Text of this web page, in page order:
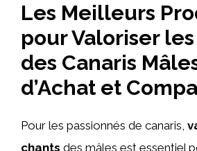
Les Meilleurs
pour Valoriser
des Canaris
d’Achat et
Pour les passionnés de canaris,
chants des mâles est essentiel